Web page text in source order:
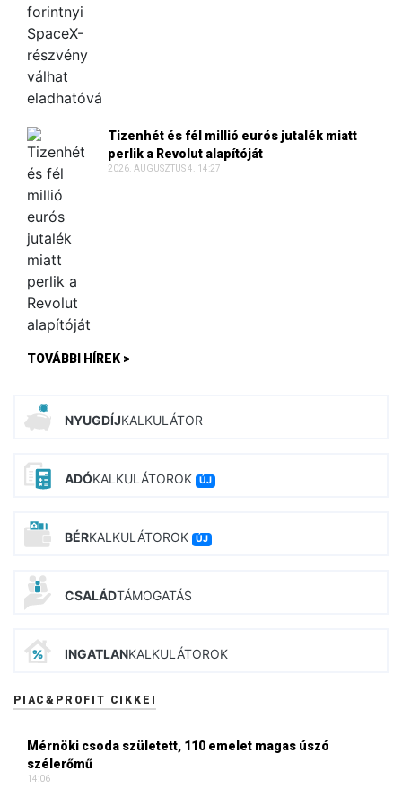
Tizenhét és fél millió eurós jutalék miatt
perlik a Revolut alapítóját
2026. AUGUSZTUS 4. 14:27
TOVÁBBI HÍREK >
NYUGDÍJKALKULÁTOR
ADÓKALKULÁTOROK ÚJ
BÉRKALKULÁTOROK ÚJ
CSALÁDTÁMOGATÁS
INGATLANKALKULÁTOROK
PIAC&PROFIT CIKKEI
Mérnöki csoda született, 110 emelet magas úszó
szélerőmű
14:06